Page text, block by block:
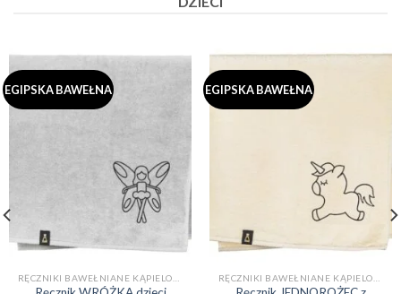
EGIPSKA BAWEŁNA EGIPSKA BAWEŁNA